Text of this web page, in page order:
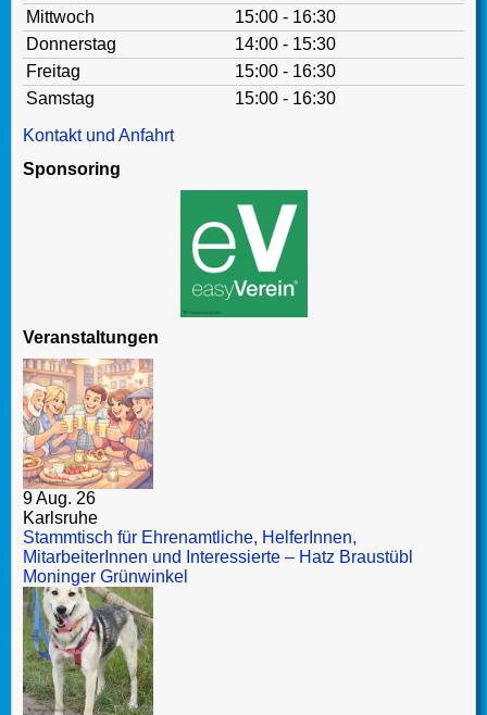
Mittwoch
15:00 - 16:30
Donnerstag
14:00 - 15:30
Freitag
15:00 - 16:30
Samstag
15:00 - 16:30
Kontakt und Anfahrt
Sponsoring
Veranstaltungen
9 Aug. 26
Karlsruhe
Stammtisch für Ehrenamtliche, HelferInnen,
MitarbeiterInnen und Interessierte – Hatz Braustübl
Moninger Grünwinkel